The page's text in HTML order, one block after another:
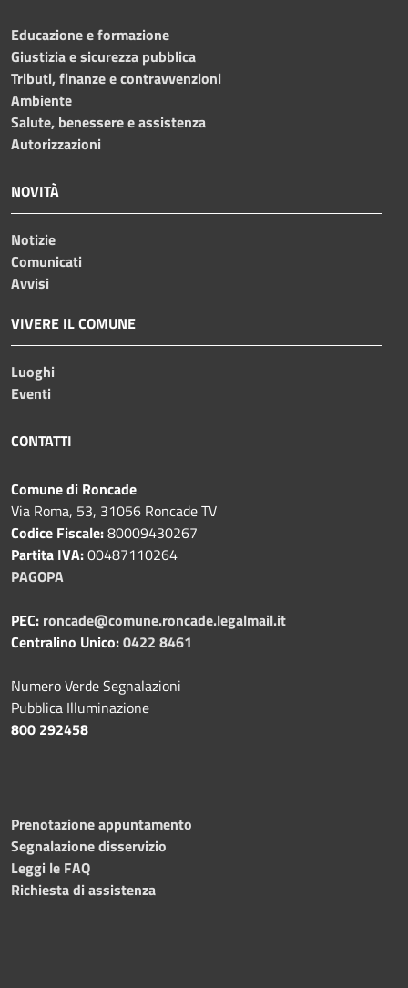
Educazione e formazione
Giustizia e sicurezza pubblica
Tributi, finanze e contravvenzioni
Ambiente
Salute, benessere e assistenza
Autorizzazioni
NOVITÀ
Notizie
Comunicati
Avvisi
VIVERE IL COMUNE
Luoghi
Eventi
CONTATTI
Comune di Roncade
Via Roma, 53, 31056 Roncade TV
Codice Fiscale:80009430267
Partita IVA:00487110264
PAGOPA
PEC: roncade@comune.roncade.legalmail.it
Centralino Unico:0422 8461
Numero Verde Segnalazioni
Pubblica Illuminazione
800 292458
Prenotazione appuntamento
Segnalazione disservizio
Leggi le FAQ
Richiesta di assistenza